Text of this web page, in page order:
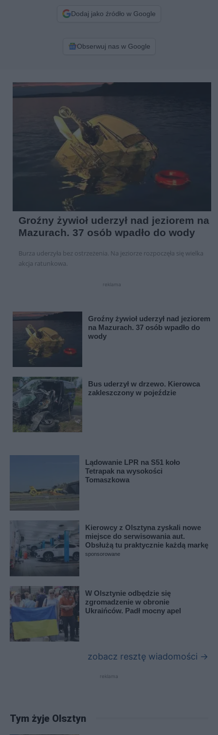
Dodaj jako źródło w Google
Obserwuj nas w Google
Groźny żywioł uderzył nad jeziorem na
Mazurach. 37 osób wpadło do wody
Burza uderzyła bez ostrzeżenia. Na jeziorze rozpoczęła się wielka
akcja ratunkowa.
reklama
Groźny żywioł uderzył nad jeziorem
na Mazurach. 37 osób wpadło do
wody
Bus uderzył w drzewo. Kierowca
zakleszczony w pojeździe
Lądowanie LPR na S51 koło
Tetrapak na wysokości
Tomaszkowa
Kierowcy z Olsztyna zyskali nowe
miejsce do serwisowania aut.
Obsłużą tu praktycznie każdą markę
sponsorowane
W Olsztynie odbędzie się
zgromadzenie w obronie
Ukraińców. Padł mocny apel
zobacz resztę wiadomości →
reklama
Tym żyje Olsztyn